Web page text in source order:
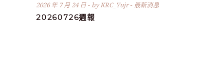
2026 年 7 月 24 日 byKRC_Yujr 最新消息
20260726週報